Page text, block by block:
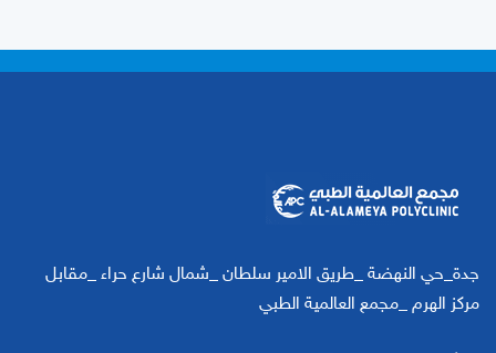
جدة_حي النهضة _طريق الامير سلطان _شمال شارع حراء _مقابل
مركز الهرم _مجمع العالمية الطبي